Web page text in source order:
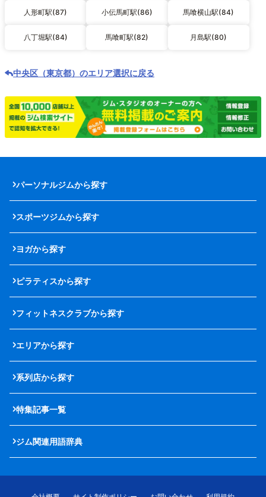
人形町駅(87) 小伝馬町駅(86) 馬喰横山駅(84)
八丁堀駅(84) 馬喰町駅(82) 月島駅(80)
中央区（東京都）のエリア選択に戻る
パーソナルジムから探す
スポーツジムから探す
ヨガから探す
ピラティスから探す
フィットネスクラブから探す
エリアから探す
系列店から探す
特集記事一覧
ジム関連用語辞典